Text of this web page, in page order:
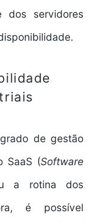
dos servidores
de gestão
SaaS (Software
a rotina dos
é possível